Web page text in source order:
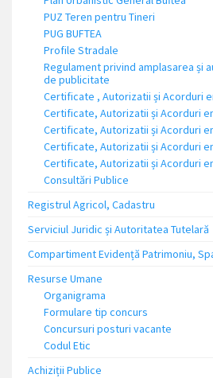
PUZ Teren pentru Tineri
PUG BUFTEA
Profile Stradale
Regulament privind amplasarea și
de publicitate
Certificate , Autorizatii și Acorduri
Certificate, Autorizatii și Acorduri
Certificate, Autorizatii și Acorduri
Certificate, Autorizatii și Acorduri
Certificate, Autorizatii și Acorduri
Consultări Publice
Registrul Agricol, Cadastru
Serviciul Juridic și Autoritatea Tutelară
Compartiment Evidență Patrimoniu,
Resurse Umane
Organigrama
Formulare tip concurs
Concursuri posturi vacante
Codul Etic
Achiziții Publice